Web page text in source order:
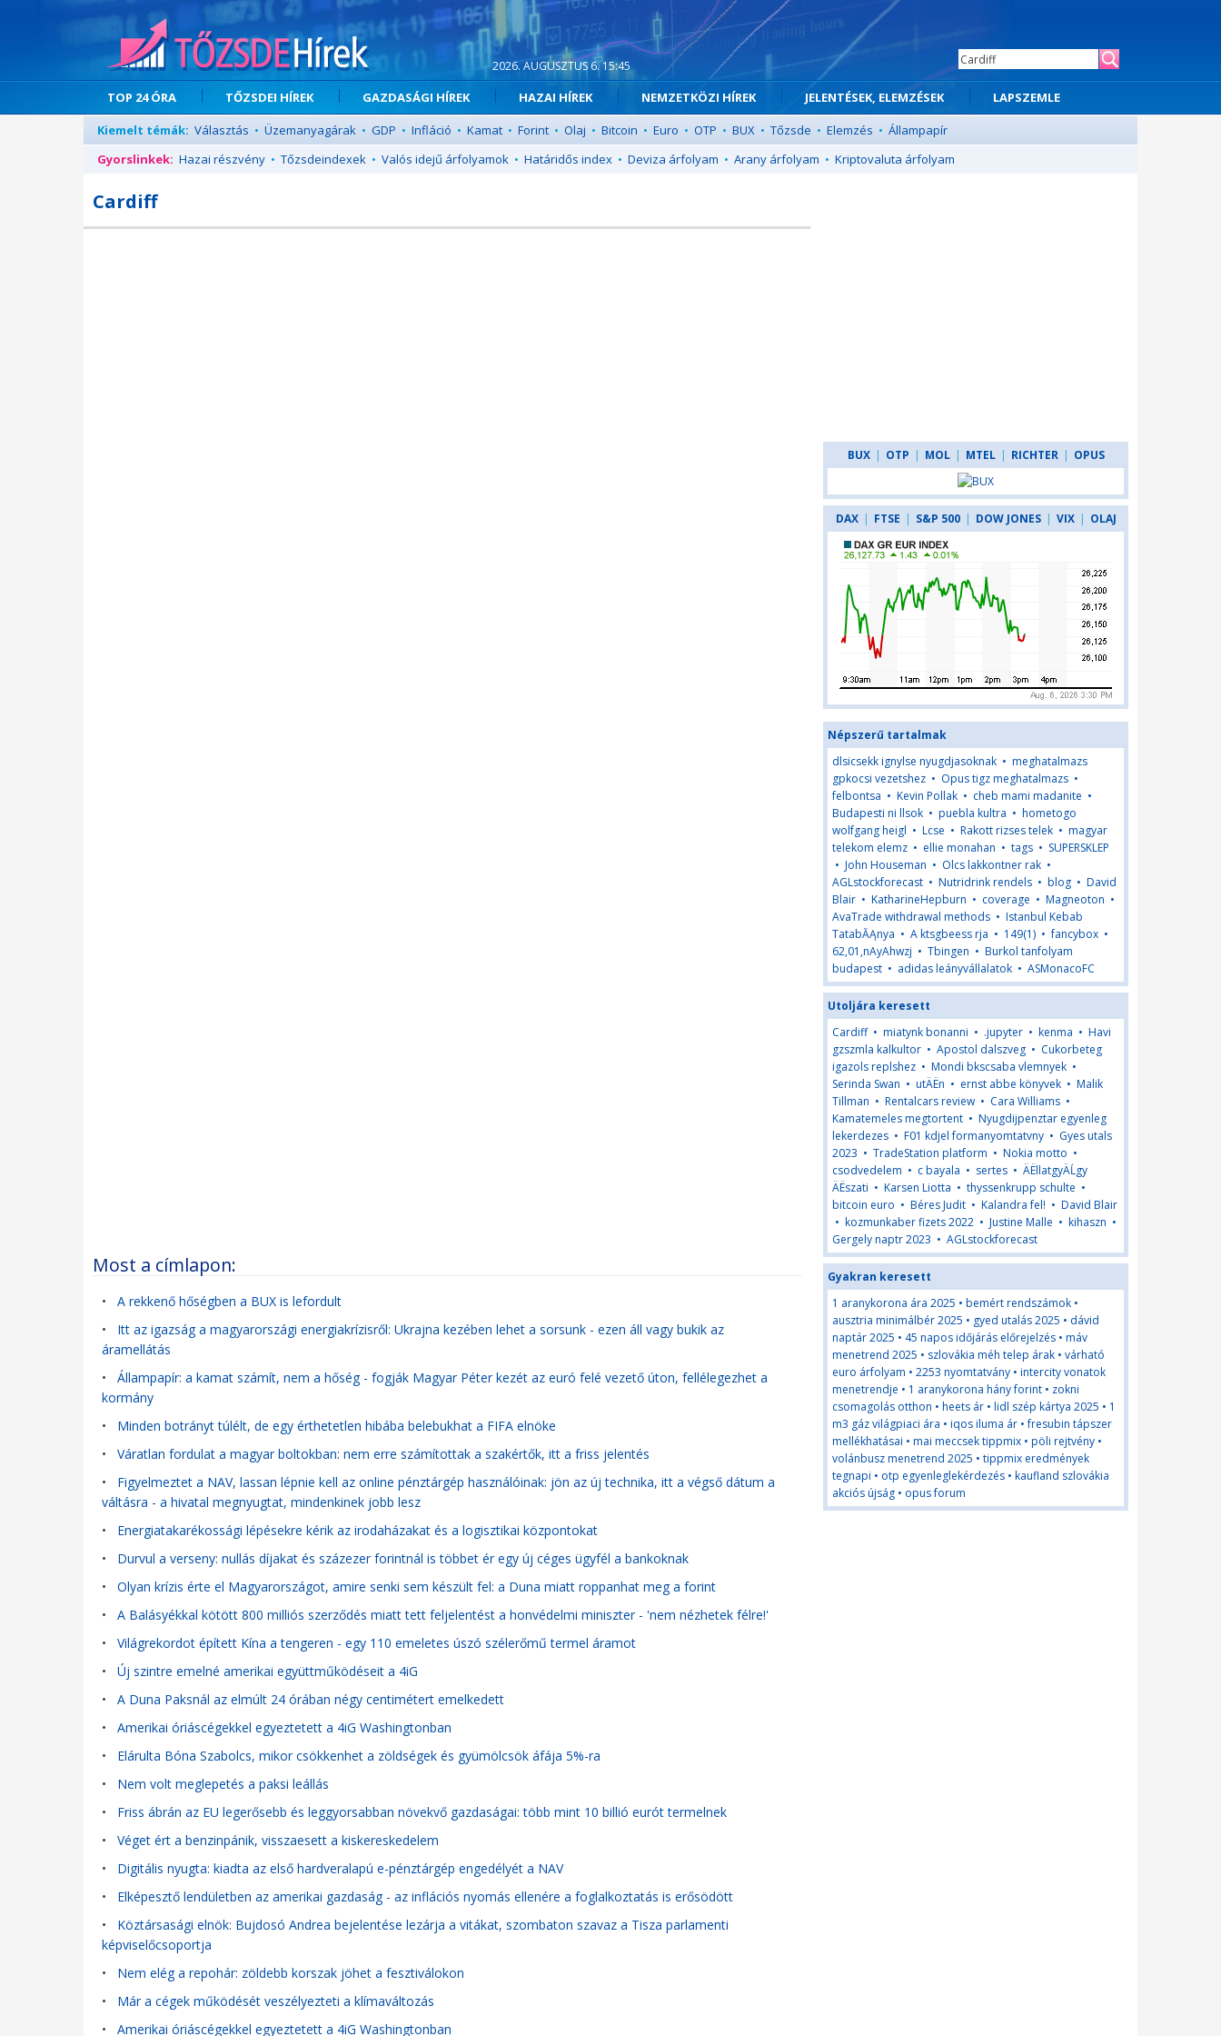
2026. AUGUSZTUS 6. 15:45
TOP 24 ÓRA TŐZSDEI HÍREK GAZDASÁGI HÍREK HAZAI HÍREK NEMZETKÖZI HÍREK JELENTÉSEK, ELEMZÉSEK
LAPSZEMLE
Kiemelt témák: Választás • Üzemanyagárak • GDP • Infláció • Kamat • Forint • Olaj • Bitcoin • Euro • OTP • BUX • Tőzsde • Elemzés • Állampapír
Gyorslinkek: Hazai részvény • Tőzsdeindexek • Valós idejű árfolyamok • Határidős index • Deviza árfolyam • Arany árfolyam • Kriptovaluta árfolyam
Cardiff
Most a címlapon:
• A rekkenő hőségben a BUX is lefordult
• Itt az igazság a magyarországi energiakrízisről: Ukrajna kezében lehet a sorsunk - ezen áll vagy bukik az
áramellátás
• Állampapír: a kamat számít, nem a hőség - fogják Magyar Péter kezét az euró felé vezető úton, fellélegezhet a
kormány
• Minden botrányt túlélt, de egy érthetetlen hibába belebukhat a FIFA elnöke
• Váratlan fordulat a magyar boltokban: nem erre számítottak a szakértők, itt a friss jelentés
• Figyelmeztet a NAV, lassan lépnie kell az online pénztárgép használóinak: jön az új technika, itt a végső dátum a
váltásra - a hivatal megnyugtat, mindenkinek jobb lesz
• Energiatakarékossági lépésekre kérik az irodaházakat és a logisztikai központokat
• Durvul a verseny: nullás díjakat és százezer forintnál is többet ér egy új céges ügyfél a bankoknak
• Olyan krízis érte el Magyarországot, amire senki sem készült fel: a Duna miatt roppanhat meg a forint
• A Balásyékkal kötött 800 milliós szerződés miatt tett feljelentést a honvédelmi miniszter - 'nem nézhetek félre!'
• Világrekordot épített Kína a tengeren - egy 110 emeletes úszó szélerőmű termel áramot
• Új szintre emelné amerikai együttműködéseit a 4iG
• A Duna Paksnál az elmúlt 24 órában négy centimétert emelkedett
• Amerikai óriáscégekkel egyeztetett a 4iG Washingtonban
• Elárulta Bóna Szabolcs, mikor csökkenhet a zöldségek és gyümölcsök áfája 5%-ra
• Nem volt meglepetés a paksi leállás
• Friss ábrán az EU legerősebb és leggyorsabban növekvő gazdaságai: több mint 10 billió eurót termelnek
• Véget ért a benzinpánik, visszaesett a kiskereskedelem
• Digitális nyugta: kiadta az első hardveralapú e-pénztárgép engedélyét a NAV
• Elképesztő lendületben az amerikai gazdaság - az inflációs nyomás ellenére a foglalkoztatás is erősödött
• Köztársasági elnök: Bujdosó Andrea bejelentése lezárja a vitákat, szombaton szavaz a Tisza parlamenti
képviselőcsoportja
• Nem elég a repohár: zöldebb korszak jöhet a fesztiválokon
• Már a cégek működését veszélyezteti a klímaváltozás
• Amerikai óriáscégekkel egyeztetett a 4iG Washingtonban
BUX | OTP | MOL | MTEL | RICHTER | OPUS
DAX | FTSE | S&P 500 | DOW JONES | VIX | OLAJ
Népszerű tartalmak
dlsicsekk ignylse nyugdjasoknak • meghatalmazs
gpkocsi vezetshez • Opus tigz meghatalmazs •
felbontsa • Kevin Pollak • cheb mami madanite •
Budapesti ni llsok • puebla kultra • hometogo
wolfgang heigl • Lcse • Rakott rizses telek • magyar
telekom elemz • ellie monahan • tags • SUPERSKLEP
• John Houseman • Olcs lakkontner rak •
AGLstockforecast • Nutridrink rendels • blog • David
Blair • KatharineHepburn • coverage • Magneoton •
AvaTrade withdrawal methods • Istanbul Kebab
TatabĂĄnya • A ktsgbeess rja • 149(1) •fancybox •
62,01,nAyAhwzj • Tbingen • Burkol tanfolyam
budapest • adidas leányvállalatok • ASMonacoFC
Utoljára keresett
Cardiff• miatynk bonanni • .jupyter • kenma • Havi
gzszmla kalkultor • Apostol dalszveg • Cukorbeteg
igazols replshez • Mondi bkscsaba vlemnyek •
Serinda Swan • utÄËn • ernst abbe könyvek • Malik
Tillman • Rentalcars review • Cara Williams •
Kamatemeles megtortent • Nyugdijpenztar egyenleg
lekerdezes • F01 kdjel formanyomtatvny • Gyes utals
2023 • TradeStation platform • Nokia motto •
csodvedelem • c bayala • sertes • ÄËllatgyÄĹgy
ÄËszati • Karsen Liotta • thyssenkrupp schulte •
bitcoin euro • Béres Judit • Kalandra fel! • David Blair
• kozmunkaber fizets 2022 • Justine Malle • kihaszn •
Gergely naptr 2023 • AGLstockforecast
Gyakran keresett
1 aranykorona ára 2025 • bemért rendszámok •
ausztria minimálbér 2025 • gyed utalás 2025 • dávid
naptár 2025 • 45 napos időjárás előrejelzés • máv
menetrend 2025 • szlovákia méh telep árak • várható
euro árfolyam • 2253 nyomtatvány • intercity vonatok
menetrendje • 1 aranykorona hány forint • zokni
csomagolás otthon • heets ár • lidl szép kártya 2025 • 1
m3 gáz világpiaci ára • iqos iluma ár •fresubin tápszer
mellékhatásai • mai meccsek tippmix • pöli rejtvény •
volánbusz menetrend 2025 • tippmix eredmények
tegnapi • otp egyenleglekérdezés • kaufland szlovákia
akciós újság • opus forum